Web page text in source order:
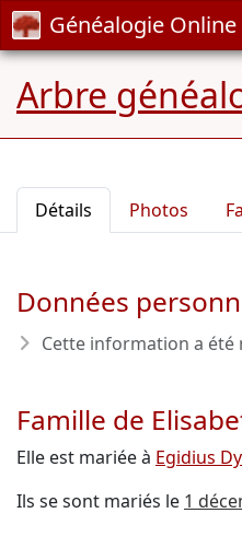
Généalogie Online
Arbre
Détails Photos
Données
Cette information a
Famille de
Elle est mariée à Egidius
Ils se sont mariés le 1